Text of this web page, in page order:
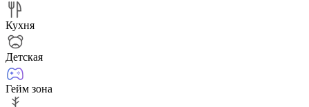
Кухня
Детская
Гейм зона